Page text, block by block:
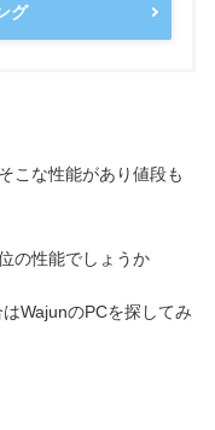
グ
こな性能があり値段も
の性能でしょうか
WajunのPCを探してみ